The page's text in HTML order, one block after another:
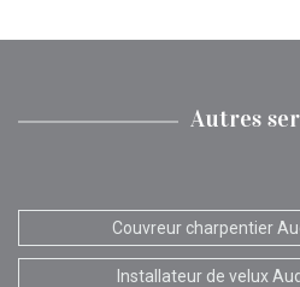
Autres
Couvreur charpentier
Installateur de velux